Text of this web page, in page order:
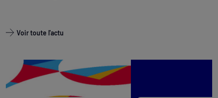
Voir toute l'actu